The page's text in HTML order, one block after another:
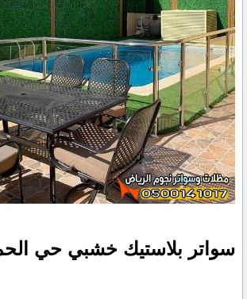
سواتر بلاستيك خشبي حي